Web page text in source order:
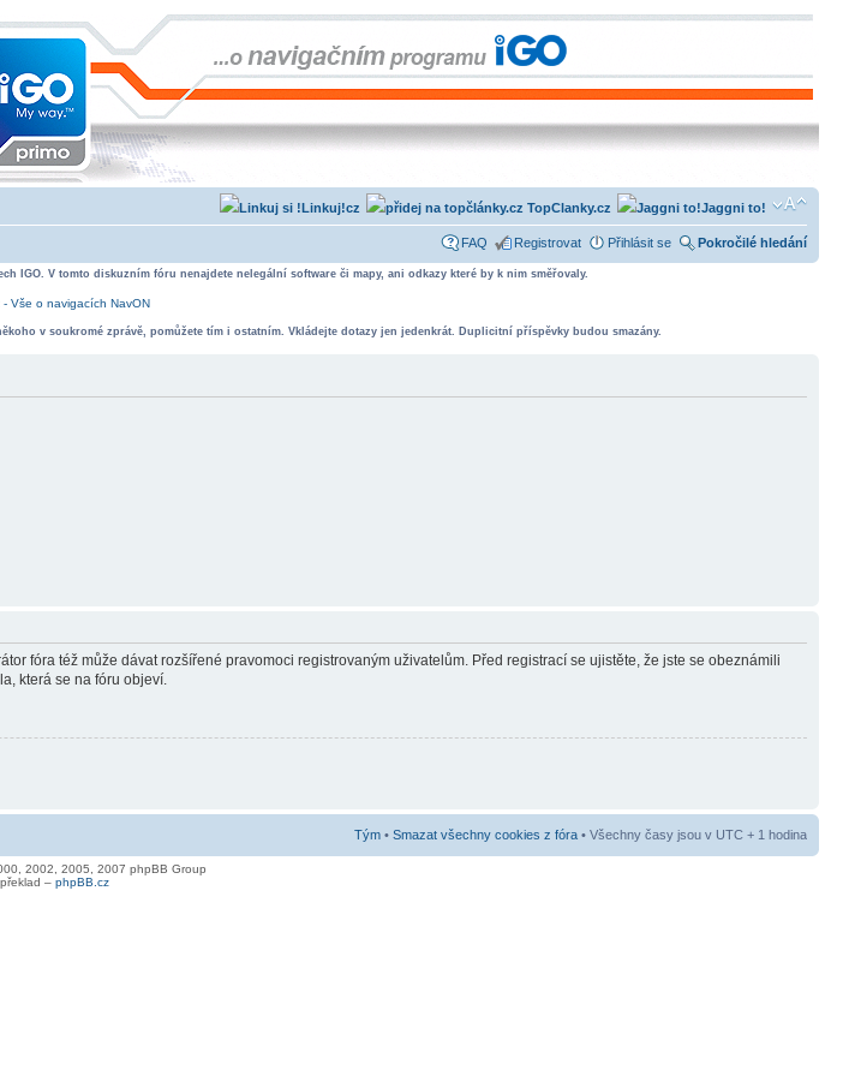
Jaggni to!
TopClanky.cz
Linkuj!cz
FAQ Registrovat Přihlásit se Pokročilé hledání
IGO. V tomto diskuzním fóru nenajdete nelegální software či mapy, ani odkazy které by k nim směřovaly.
- Vše o navigacích NavON
v soukromé zprávě, pomůžete tím i ostatním. Vkládejte dotazy jen jedenkrát. Duplicitní příspěvky budou smazány.
fóra též může dávat rozšířené pravomoci registrovaným uživatelům. Před registrací se ujistěte, že jste se obeznámili
která se na fóru objeví.
Tým • Smazat všechny cookies z fóra • Všechny časy jsou v UTC + 1 hodina
2002, 2005, 2007 phpBB Group
– phpBB.cz